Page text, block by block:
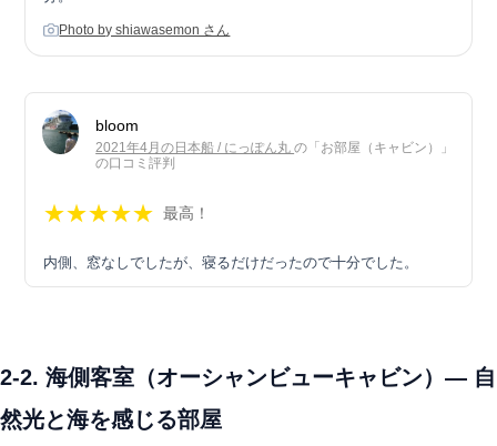
Photo by shiawasemon さん
bloom
2021年4月の日本船 / にっぽん丸の「お部屋（キャビン）」
の口コミ評判
★★★★★ 最高！
内側、窓なしでしたが、寝るだけだったので十分でした。
2-2. 海側客室（オーシャンビューキャビン）— 自
然光と海を感じる部屋